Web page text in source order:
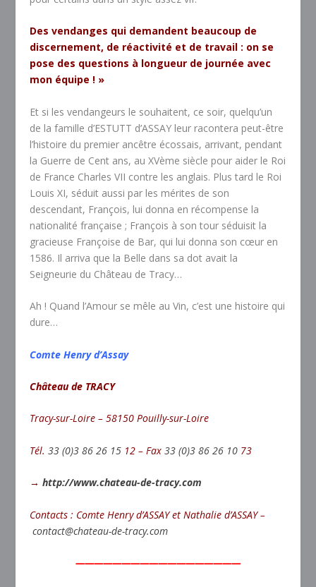
Des vendanges qui demandent beaucoup de
discernement, de réactivité et de travail : on se
pose des questions à longueur de journée avec
mon équipe ! »
Et si les vendangeurs le souhaitent, ce soir, quelqu’un
de la famille d’ESTUTT d’ASSAY leur racontera peut-être
l’histoire du premier ancêtre écossais, arrivant, pendant
la Guerre de Cent ans, au XVème siècle pour aider le Roi
de France Charles VII contre les anglais. Plus tard le Roi
Louis XI, séduit aussi par les mérites de son
descendant, François, lui donna en récompense la
nationalité française ; François à son tour séduisit la
gracieuse Françoise de Bar, qui lui donna son cœur en
1586. Il arriva que la Belle dans sa dot avait la
Seigneurie du Château de Tracy…
Ah ! Quand l’Amour se mêle au Vin, c’est une histoire qui
dure…
Comte Henry d’Assay
Château de TRACY
Tracy-sur-Loire – 58150 Pouilly-sur-Loire
Tél.33 (0)3 86 26 15 12 – Fax33 (0)3 86 26 10 73
→ http://www.chateau-de-tracy.com
Contacts : Comte Henry d’ASSAY et Nathalie d’ASSAY –
contact@chateau-de-tracy.com
——————————————————